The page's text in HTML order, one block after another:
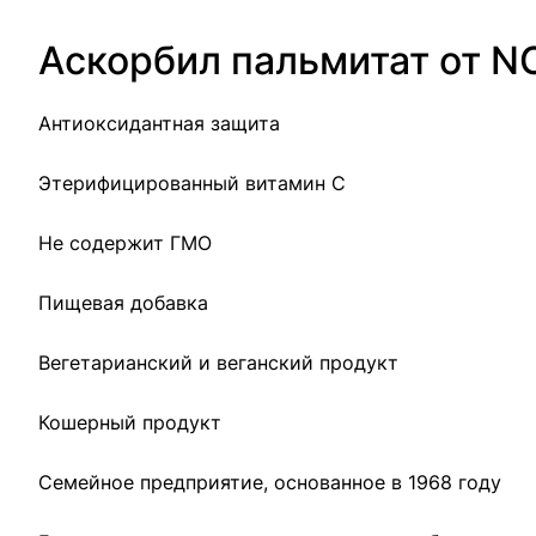
Аскорбил пальмитат от
Антиоксидантная защита
Этерифицированный витамин C
Не содержит ГМО
Пищевая добавка
Вегетарианский и веганский продукт
Кошерный продукт
Семейное предприятие, основанное в 1968 году